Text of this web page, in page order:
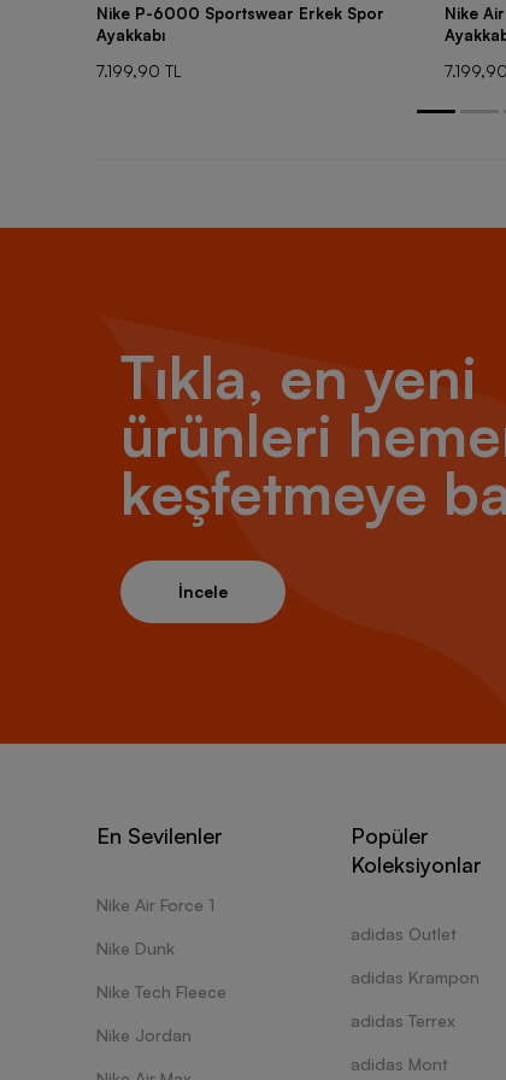
Nike P-6000 Sportswear Erkek Spor
Ayakkabı
7.199,90 TL
Nike
7.199,90
Tıkla, en yeni
ürünleri
keşfetmeye
İncele
En Sevilenler
Nike Air Force 1
Nike Dunk
Nike Tech Fleece
Nike Jordan
Popüler
Koleksiyonlar
adidas Outlet
adidas Krampon
adidas Terrex
adidas Mont